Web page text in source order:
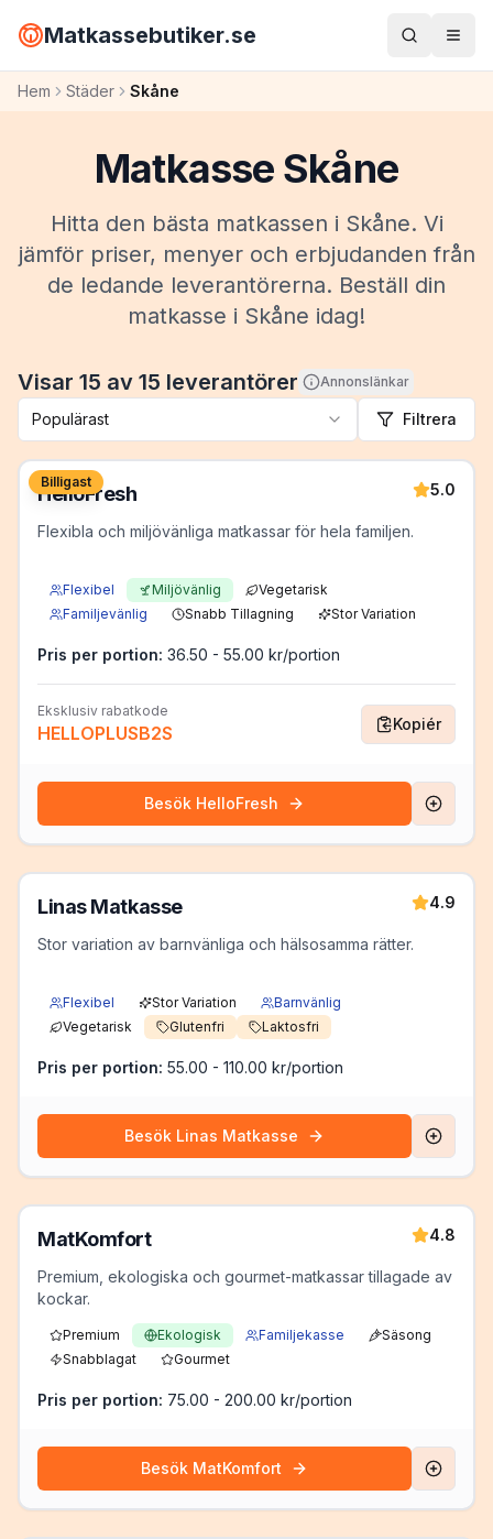
Matkassebutiker.se
Hem Städer Skåne
Matkasse Skåne
Hitta den bästa matkassen i Skåne. Vi
jämför priser, menyer och erbjudanden från
de ledande leverantörerna. Beställ din
matkasse i Skåne idag!
Visar 15 av 15 leverantörer Annonslänkar
Populärast Filtrera
Billigast
HelloFresh 5.0
Flexibla och miljövänliga matkassar för hela familjen.
Flexibel Miljövänlig
Vegetarisk
Familjevänlig
Snabb Tillagning Stor Variation
Pris per portion: 36.50 - 55.00 kr/portion
Eksklusiv rabatkode
HELLOPLUSB2S Kopiér
Besök HelloFresh
Linas Matkasse 4.9
Stor variation av barnvänliga och hälsosamma rätter.
Flexibel Stor Variation
Barnvänlig
Vegetarisk
Glutenfri Laktosfri
Pris per portion: 55.00 - 110.00 kr/portion
Besök Linas Matkasse
MatKomfort 4.8
Premium, ekologiska och gourmet-matkassar tillagade av
kockar.
Premium Ekologisk Familjekasse
Säsong
Snabblagat
Gourmet
Pris per portion: 75.00 - 200.00 kr/portion
Besök MatKomfort